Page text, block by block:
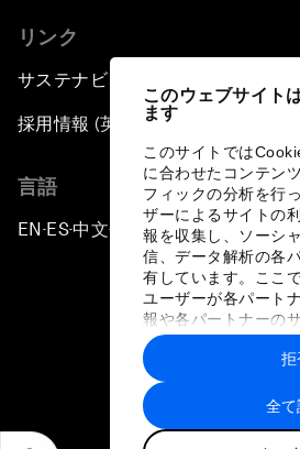
このウェブサイト
ます
このサイトでは
に合わせたコンテン
フィックの分析を行
ザーによるサイトの
報を収集し、ソーシ
信、データ解析の各
有しています。ここ
ユーザーが各パート
報や各パートナーの
に収集された情報と
トナーによって使用
す。
全て
拒
リンク
サステナビリティへの取り組み
採用情報 (英語のみ)
言語
EN ▪ ES▪中文▪ 日本語
プライバシーポリシー
サイトマップ